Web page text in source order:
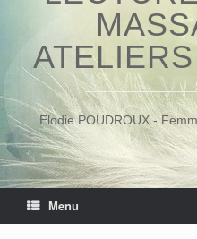
Elodie POUDROUX -
Menu